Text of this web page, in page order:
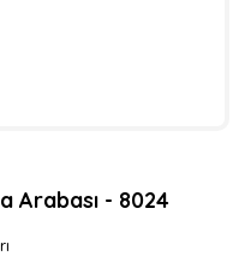
Arabası - 8024